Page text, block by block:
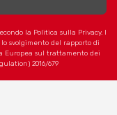
la Politica sulla Privacy. I
svolgimento del rapporto di
Europea sul trattamento dei
2016/679